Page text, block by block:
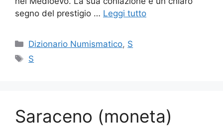
segno del prestigio … Leggi tutto
Categorie
Dizionario Numismatico, S
Tag
S
Saraceno (moneta)